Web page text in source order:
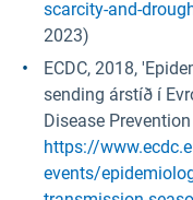
scarcity-and-
2023)
ECDC, 2018,
sending árstíð í
Disease
https://
events/